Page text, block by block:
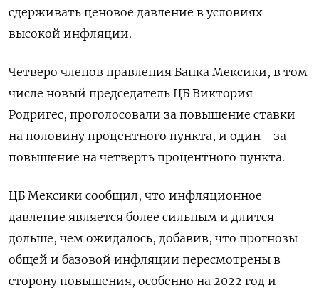
сдерживать ценовое давление в условиях
высокой инфляции.
Четверо членов правления Банка Мексики, в том
числе новый председатель ЦБ Виктория
Родригес, проголосовали за повышение ставки
на половину процентного пункта, и один - за
повышение на четверть процентного пункта.
ЦБ Мексики сообщил, что инфляционное
давление является более сильным и длится
дольше, чем ожидалось, добавив, что прогнозы
общей и базовой инфляции пересмотрены в
сторону повышения, особенно на 2022 год и